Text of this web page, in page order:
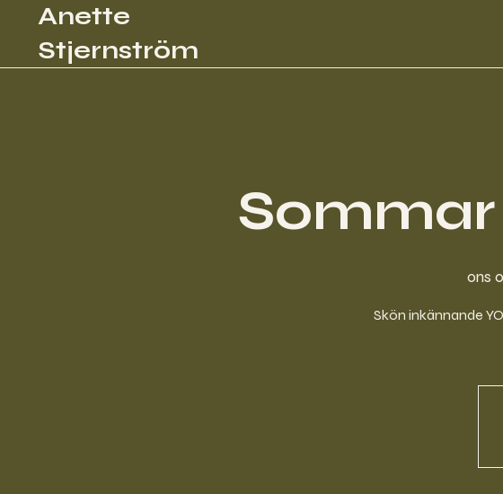
Anette
Stjernström
ons
Skön inkännande